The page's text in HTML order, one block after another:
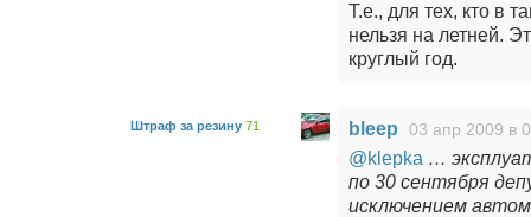
Т.е., для тех, кто в
нельзя на летней.
круглый год.
Штраф за резину 71 bleep 03 апр 2009 в
@klepka …
по 30 сентября
исключением